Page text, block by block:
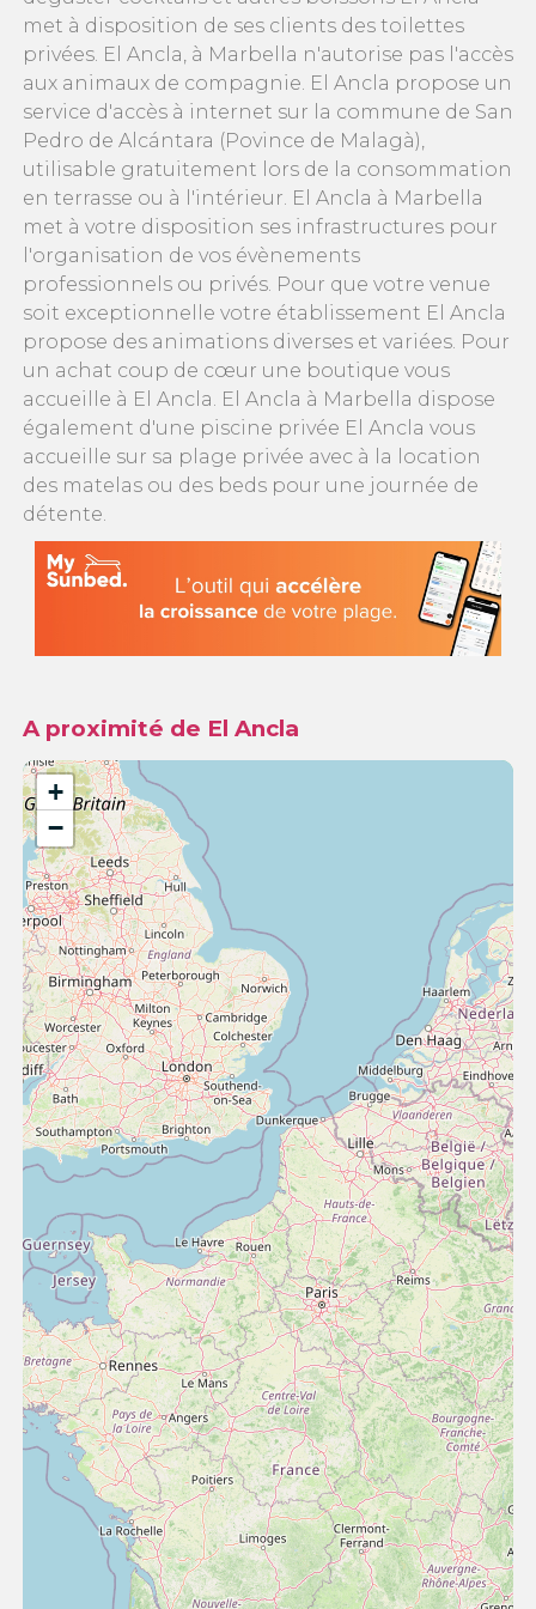
met à disposition de ses clients des toilettes
privées. El Ancla, à Marbella n'autorise pas l'accès
aux animaux de compagnie. El Ancla propose un
service d'accès à internet sur la commune de San
Pedro de Alcántara (Povince de Malagà),
utilisable gratuitement lors de la consommation
en terrasse ou à l'intérieur. El Ancla à Marbella
met à votre disposition ses infrastructures pour
l'organisation de vos évènements
professionnels ou privés. Pour que votre venue
soit exceptionnelle votre établissement El Ancla
propose des animations diverses et variées. Pour
un achat coup de cœur une boutique vous
accueille à El Ancla. El Ancla à Marbella dispose
également d'une piscine privée El Ancla vous
accueille sur sa plage privée avec à la location
des matelas ou des beds pour une journée de
détente.
A proximité de El Ancla
+
−